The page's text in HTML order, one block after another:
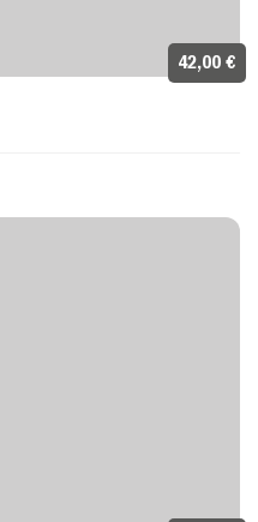
42,00 €